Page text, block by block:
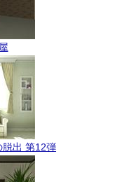
出 第12弾